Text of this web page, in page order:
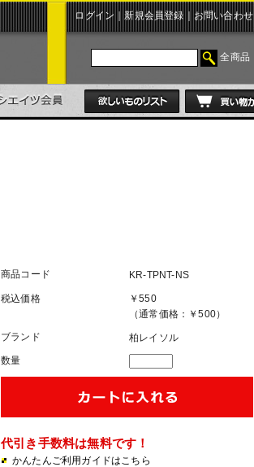
ログイン ｜新規会員登録 お問い合わせ
全商品
商品コード KR-TPNT-NS
税込価格
￥550
（通常価格：￥500）
ブランド
柏レイソル
数量
代引き手数料は無料です！
かんたんご利用ガイドはこちら